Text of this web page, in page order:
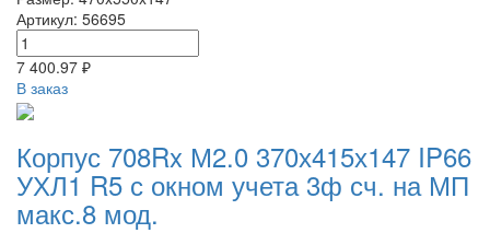
Артикул: 56695
7 400.97 ₽
В заказ
Корпус 708Rx М2.0 370х415х147 IP66
УХЛ1 R5 с окном учета 3ф сч. на МП
макс.8 мод.